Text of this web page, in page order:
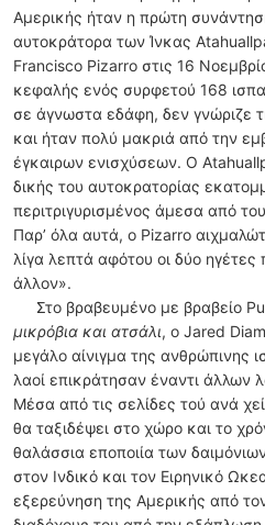
Αμερικής ήταν η πρώτη
αυτοκράτορα των Ίνκας
Francisco Pizarro στις 16
κεφαλής ενός συρφετού 168
σε άγνωστα εδάφη, δεν γνώριζε
και ήταν πολύ μακριά από την
έγκαιρων ενισχύσεων. Ο
δικής του αυτοκρατορίας
περιτριγυρισμένος άμεσα από
Παρ’ όλα αυτά, ο Pizarro
λίγα λεπτά αφότου οι δύο
άλλον».
Στο βραβευμένο με βραβείο
μικρόβια και ατσάλι, ο Jared
μεγάλο αίνιγμα της ανθρώπινης
λαοί επικράτησαν έναντι άλλων
Μέσα από τις σελίδες τού ανά
θα ταξιδέψει στο χώρο και το
θαλάσσια εποποιία των
στον Ινδικό και τον Ειρηνικό
εξερεύνηση της Αμερικής από